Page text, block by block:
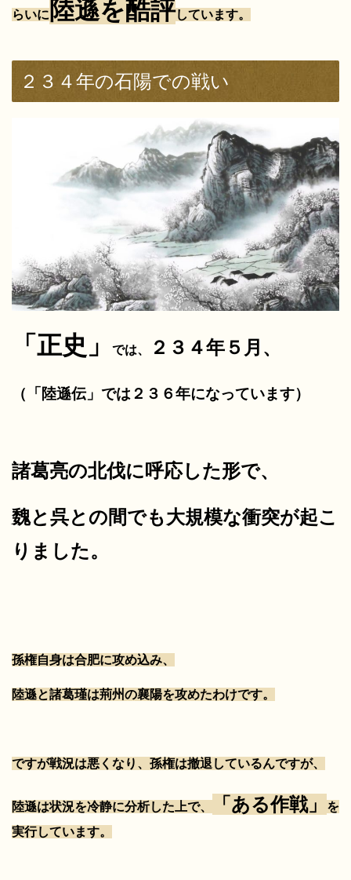
らいに 陸遜を酷評しています。
２３４年の石陽での戦い
「正史」 では、 ２３４年５月、
（「陸遜伝」では２３６年になっています）
諸葛亮の北伐に呼応した形で、
魏と呉との間でも大規模な衝突が起こ
りました。
孫権自身は合肥に攻め込み、
陸遜と諸葛瑾は荊州の襄陽を攻めたわけです。
ですが戦況は悪くなり、孫権は撤退しているんですが、
陸遜は状況を冷静に分析した上で、 「ある作戦」
を
実行しています。